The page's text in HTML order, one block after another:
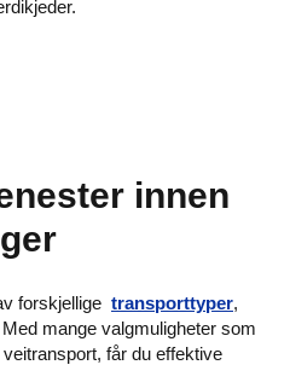
innen
forskjellige transporttyper,
mange valgmuligheter som
får du effektive